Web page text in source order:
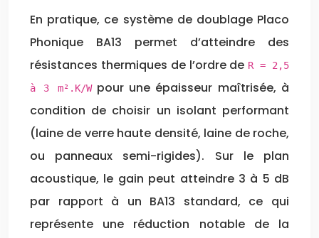
En pratique, ce système de doublage Placo
Phonique BA13 permet d’atteindre des
résistances thermiques de l’ordre de R = 2,5
à 3 m².K/Wpour une épaisseur maîtrisée, à
condition de choisir un isolant performant
(laine de verre haute densité, laine de roche,
ou panneaux semi-rigides). Sur le plan
acoustique, le gain peut atteindre 3 à 5 dB
par rapport à un BA13 standard, ce qui
représente une réduction notable de la